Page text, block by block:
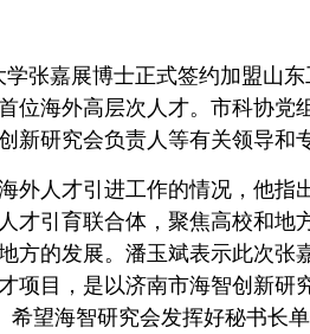
张嘉展博士正式签约加盟山
位海外高层次人才。市科协党
新研究会负责人等有关领导和
外人才引进工作的情况，他指
才引育联合体，聚焦高校和地
方的发展。潘玉斌表示此次张
项目，是以济南市海智创新研
希望海智研究会发挥好秘书长